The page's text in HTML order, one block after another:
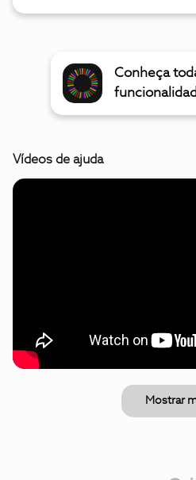
Conheça
Vídeos de ajuda
Mostrar